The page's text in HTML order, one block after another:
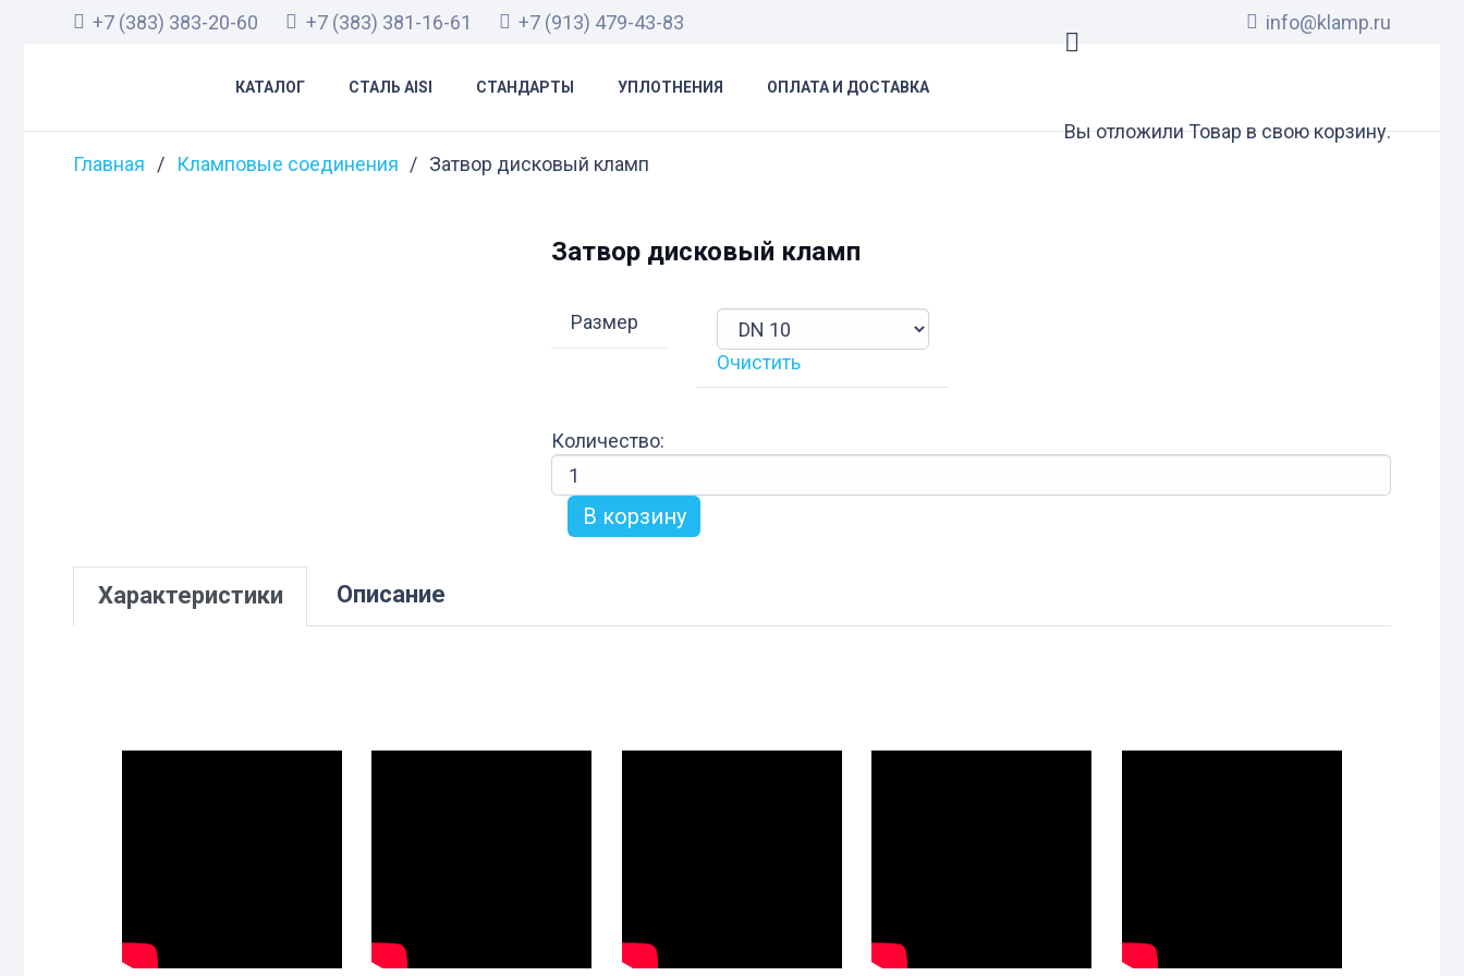
+7 (383) 383-20-60 +7 (383) 381-16-61 +7 (913) 479-43-83 info@klamp.ru
КАТАЛОГ СТАЛЬ AISI СТАНДАРТЫ УПЛОТНЕНИЯ ОПЛАТА И ДОСТАВКА
Вы отложили Товар в свою корзину.
Главная
/ Кламповые соединения / Затвор дисковый кламп
Затвор дисковый кламп
Размер
Очистить
Количество:
Количество
товара
Затвор
дисковый
В корзину
Характеристики Описание